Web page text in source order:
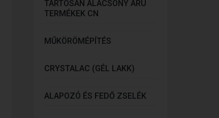
TARTÓSAN ALACSONY ÁRÚ
TERMÉKEK CN
MŰKÖRÖMÉPÍTÉS
CRYSTALAC (GÉL LAKK)
ALAPOZÓ ÉS FEDŐ ZSELÉK